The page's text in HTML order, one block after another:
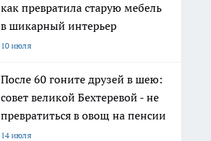
как превратила старую мебель
в шикарный интерьер
10 июля
После 60 гоните друзей в шею:
совет великой Бехтеревой - не
превратиться в овощ на пенсии
14 июля